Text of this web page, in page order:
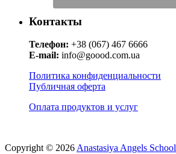
Контакты
Телефон: +38 (067) 467 6666
E-mail: info@goood.com.ua
Политика конфиденциальности
Публичная оферта
Оплата продуктов и услуг
Copyright © 2026 Anastasiya Angels School